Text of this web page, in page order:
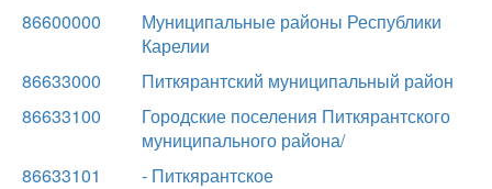
86600000
Муниципальные районы Республики
Карелии
86633000
Питкярантский муниципальный район
86633100
Городские поселения Питкярантского
муниципального района/
86633101
- Питкярантское